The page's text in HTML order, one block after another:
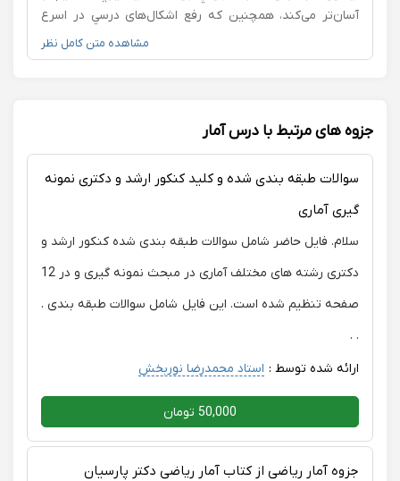
ایشان نداشتم. و حتما دانشجویان بین المللی این نکته را در
آسان‌تر می‌کند، همچنین که رفع اشکال‌های درسي در اسرع
وقت و پیگیری ایشون، از نقاط قوت تدریس‌ است. برای زحمات
بی‌دریغ استاد پازکی سپاسگزارم و آرزوی سلامتی و موفقیت‌
مشاهده متن کامل نظر
جزوه های مرتبط با درس آمار
سوالات طبقه بندی شده و کلید کنکور ارشد و دکتری نمونه
گیری آماری
سلام. فایل حاضر شامل سوالات طبقه بندی شده کنکور ارشد و
دکتری رشته های مختلف آماری در مبحث نمونه گیری و در 12
صفحه تنظیم شده است. این فایل شامل سوالات طبقه بندی .
. .
ارائه شده توسط : استاد محمدرضا نوربخش
50,000 تومان
جزوه آمار ریاضی از کتاب آمار ریاضی دکتر پارسیان